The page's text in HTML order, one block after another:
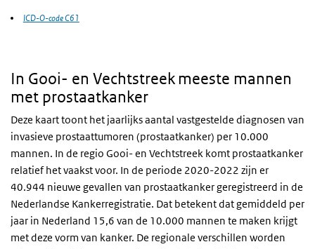
ICD-O-code C61
In Gooi- en Vechtstreek meeste mannen
met prostaatkanker
Deze kaart toont het jaarlijks aantal vastgestelde diagnosen van
invasieve prostaattumoren (prostaatkanker) per 10.000
mannen. In de regio Gooi- en Vechtstreek komt prostaatkanker
relatief het vaakst voor. In de periode 2020-2022 zijn er
40.944 nieuwe gevallen van prostaatkanker geregistreerd in de
Nederlandse Kankerregistratie. Dat betekent dat gemiddeld per
jaar in Nederland 15,6 van de 10.000 mannen te maken krijgt
met deze vorm van kanker. De regionale verschillen worden